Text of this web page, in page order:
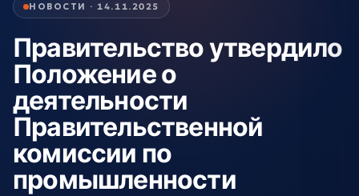
НОВОСТИ · 14.11.2025
Правительство утвердило
Положение о
деятельности
Правительственной
комиссии по
промышленности